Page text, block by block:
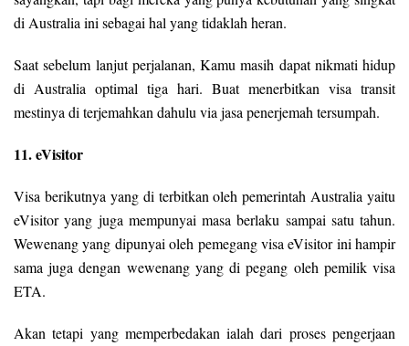
di Australia ini sebagai hal yang tidaklah heran.
Saat sebelum lanjut perjalanan, Kamu masih dapat nikmati hidup
di Australia optimal tiga hari. Buat menerbitkan visa transit
mestinya di terjemahkan dahulu via jasa penerjemah tersumpah.
11. eVisitor
Visa berikutnya yang di terbitkan oleh pemerintah Australia yaitu
eVisitor yang juga mempunyai masa berlaku sampai satu tahun.
Wewenang yang dipunyai oleh pemegang visa eVisitor ini hampir
sama juga dengan wewenang yang di pegang oleh pemilik visa
ETA.
Akan tetapi yang memperbedakan ialah dari proses pengerjaan